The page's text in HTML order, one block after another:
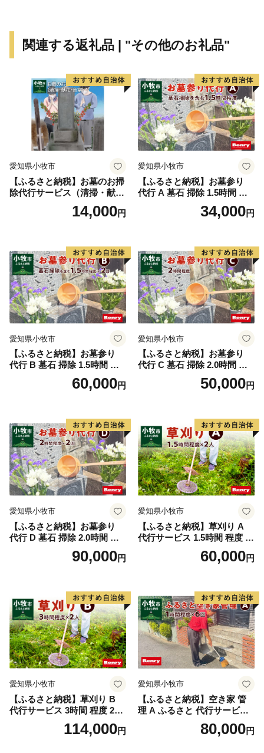
る事業所が集積し、岡田と樽井にある漁港では大阪湾で
SENNAN LONG PARK（泉南ロングパーク）を設け、
にぎわいを創出し、レクリエーションゾーンとして再生
させ、泉南市のまちづくりの拠点とすることをめざして
います。
関連する返礼品 | "その他のお礼品"
愛知県小牧市
【ふるさと納税】お墓のお掃
除代行サービス（清掃・献
14,000円
愛知県小牧市
【ふるさと納税】お墓参り
代行 A 墓石 掃除 1.5時間 程
度 お参り 献花 献香 雑草 除
去 処分 草抜き 清掃 お手入れ
石 デザイン墓石 愛知県 小牧
市
34,000円
愛知県小牧市
【ふるさと納税】お墓参り
代行 B 墓石 掃除 1.5時間 程
度 × 2回 お参り 献花 献香 雑
草 除去 処分 草抜き 清掃 お
洋型墓石 デザイン墓石 愛知
県 小牧市
60,000円
愛知県小牧市
【ふるさと納税】お墓参り
代行 C 墓石 掃除 2.0時間 程
度 お参り 献花 献香 雑草 除
去 処分 草抜き 清掃 お手入れ
石 デザイン墓石 愛知県 小牧
市
50,000円
愛知県小牧市
【ふるさと納税】お墓参り
代行 D 墓石 掃除 2.0時間 程
度 × 2回 お参り 献花 献香 雑
草 除去 処分 草抜き 清掃 お
洋型墓石 デザイン墓石 愛知
県 小牧市
90,000円
愛知県小牧市
【ふるさと納税】草刈り A
代行サービス 1.5時間 程度 2
人作業 伐採 低草木 剪定 ゴミ
拾い 清掃 雑草 除去 除草 作
き小牧味岡店 愛知県 小牧市
60,000円
愛知県小牧市
【ふるさと納税】草刈り B
代行サービス 3時間 程度 2人
作業 伐採 低草木 剪定 ゴミ拾
い 清掃 雑草 除去 除草 作業
114,000円
愛知県小牧市
【ふるさと納税】空き家 管
理 A ふるさと 代行サービス
1時間 程度 × 6回 建物 外部
状況 確認 2ヶ月に1回 雨漏り
80,000円